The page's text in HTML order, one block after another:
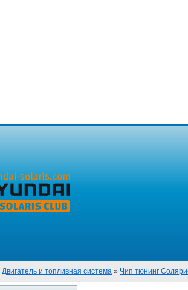
Двигатель и топливная система » Чип тюнинг